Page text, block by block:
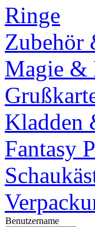
Ringe
Zubehör
Magie &
Kladden
Fantasy
Benutzername